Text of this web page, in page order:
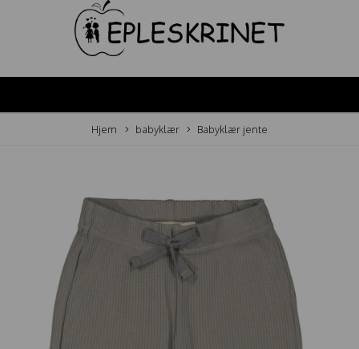
Hjem babyklær Babyklær jente